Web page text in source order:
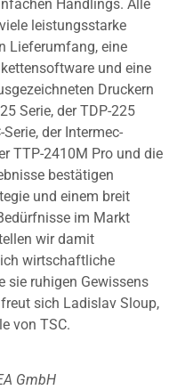
Handlings. Alle
leistungsstarke
Lieferumfang, eine
und eine
Druckern
Serie, der TDP-225
der Intermec-
TTP-2410M Pro und die
bestätigen
und einem breit
im Markt
wir damit
wirtschaftliche
sie ruhigen Gewissens
sich Ladislav Sloup,
von TSC.
GmbH